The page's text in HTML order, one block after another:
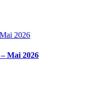
2026
Mai 2026